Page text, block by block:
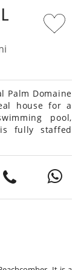
Palm Domaine
house for a
pool,
fully staffed